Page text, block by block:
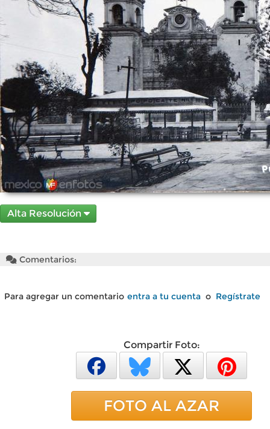
Alta Resolución
Comentarios:
Para agregar un comentario entra a tu cuenta o Regístrate
Compartir Foto:
FOTO AL AZAR